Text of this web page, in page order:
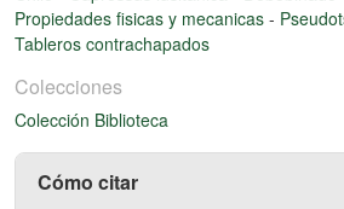
Propiedades fisicas y mecanicas -
Tableros contrachapados
Colecciones
Colección Biblioteca
Cómo citar